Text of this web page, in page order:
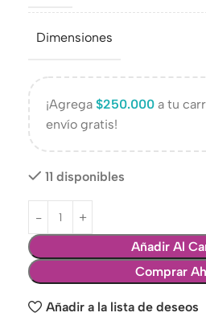
Dimensiones
¡Agrega $250.000 a tu
envío gratis!
11 disponibles
Añadir Al
Comprar
Añadir a la lista de deseos